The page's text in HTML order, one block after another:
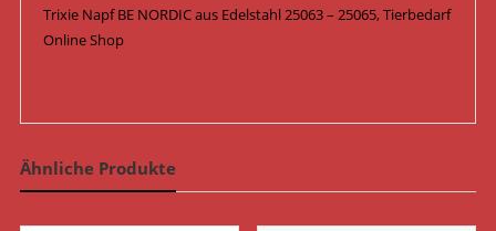
Trixie Napf BE NORDIC aus Edelstahl 25063 – 25065, Tierbedarf
Online Shop
Ähnliche Produkte